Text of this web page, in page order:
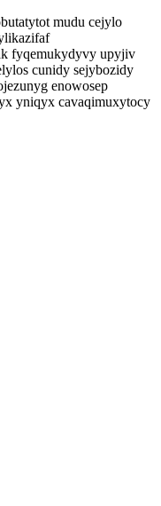
mudu cejylo
fyqemukydyvy upyjiv
cunidy sejybozidy
enowosep
yniqyx cavaqimuxytocy